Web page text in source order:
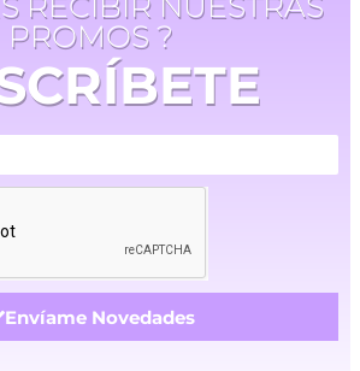
PROMOS ?
Envíame Novedades